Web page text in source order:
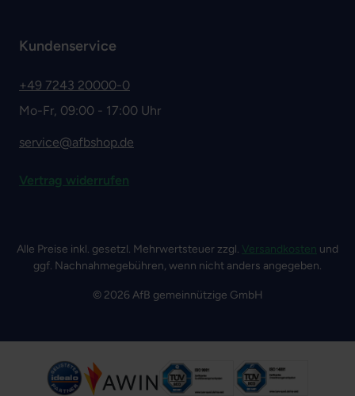
Kundenservice
+49 7243 20000-0
Mo-Fr, 09:00 - 17:00 Uhr
service@afbshop.de
Vertrag widerrufen
Alle Preise inkl. gesetzl. Mehrwertsteuer zzgl. Versandkosten und
ggf. Nachnahmegebühren, wenn nicht anders angegeben.
© 2026 AfB gemeinnützige GmbH